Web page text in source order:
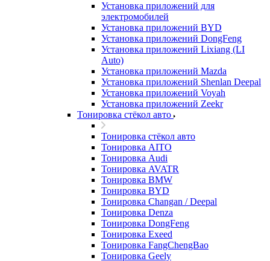
Установка приложений для
электромобилей
Установка приложений BYD
Установка приложений DongFeng
Установка приложений Lixiang (LI
Auto)
Установка приложений Mazda
Установка приложений Shenlan Deepal
Установка приложений Voyah
Установка приложений Zeekr
Тонировка стёкол авто
Тонировка стёкол авто
Тонировка AITO
Тонировка Audi
Тонировка AVATR
Тонировка BMW
Тонировка BYD
Тонировка Changan / Deepal
Тонировка Denza
Тонировка DongFeng
Тонировка Exeed
Тонировка FangChengBao
Тонировка Geely